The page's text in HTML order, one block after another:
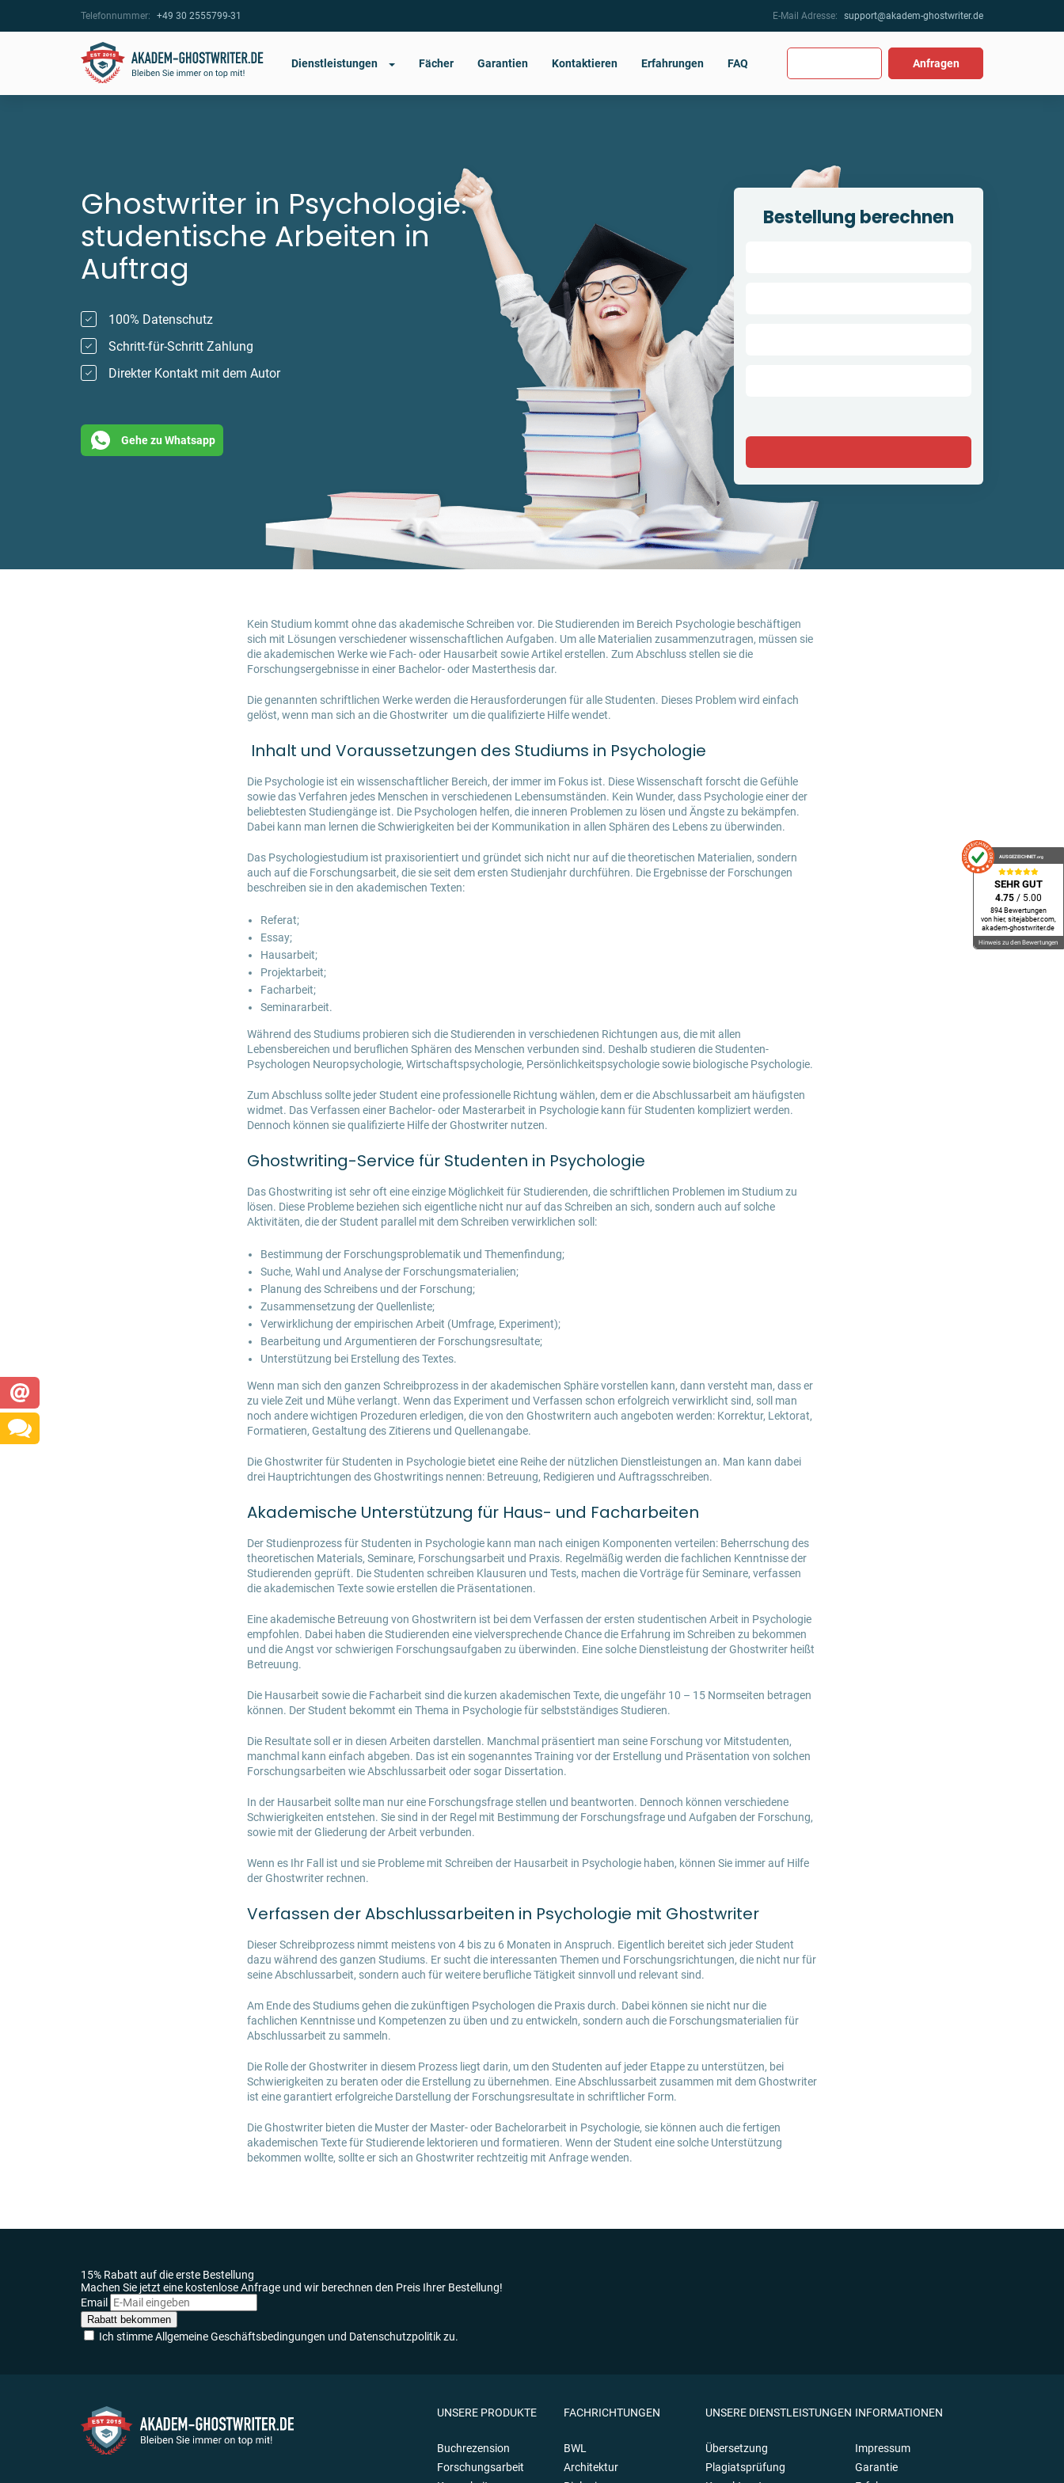
Telefonnummer: +49 30 2555799-31 E-Mail Adresse: support@akadem-ghostwriter.de
Dienstleistungen Fächer Garantien Kontaktieren Erfahrungen FAQ Anfragen
Ghostwriter in Psychologie:
studentische Arbeiten in
Auftrag
100% Datenschutz
Schritt-für-Schritt Zahlung
Direkter Kontakt mit dem Autor
Gehe zu Whatsapp
Bestellung berechnen
Kein Studium kommt ohne das akademische Schreiben vor. Die Studierenden im Bereich Psychologie beschäftigen
sich mit Lösungen verschiedener wissenschaftlichen Aufgaben. Um alle Materialien zusammenzutragen, müssen sie
die akademischen Werke wie Fach- oder Hausarbeit sowie Artikel erstellen. Zum Abschluss stellen sie die
Forschungsergebnisse in einer Bachelor- oder Masterthesis dar.
Die genannten schriftlichen Werke werden die Herausforderungen für alle Studenten. Dieses Problem wird einfach
gelöst, wenn man sich an die Ghostwriter um die qualifizierte Hilfe wendet.
Inhalt und Voraussetzungen des Studiums in Psychologie
Die Psychologie ist ein wissenschaftlicher Bereich, der immer im Fokus ist. Diese Wissenschaft forscht die Gefühle
sowie das Verfahren jedes Menschen in verschiedenen Lebensumständen. Kein Wunder, dass Psychologie einer der
beliebtesten Studiengänge ist. Die Psychologen helfen, die inneren Problemen zu lösen und Ängste zu bekämpfen.
Dabei kann man lernen die Schwierigkeiten bei der Kommunikation in allen Sphären des Lebens zu überwinden.
Das Psychologiestudium ist praxisorientiert und gründet sich nicht nur auf die theoretischen Materialien, sondern
auch auf die Forschungsarbeit, die sie seit dem ersten Studienjahr durchführen. Die Ergebnisse der Forschungen
beschreiben sie in den akademischen Texten:
Referat;
Essay;
Hausarbeit;
Projektarbeit;
Facharbeit;
Seminararbeit.
Während des Studiums probieren sich die Studierenden in verschiedenen Richtungen aus, die mit allen
Lebensbereichen und beruflichen Sphären des Menschen verbunden sind. Deshalb studieren die Studenten-
Psychologen Neuropsychologie, Wirtschaftspsychologie, Persönlichkeitspsychologie sowie biologische Psychologie.
Zum Abschluss sollte jeder Student eine professionelle Richtung wählen, dem er die Abschlussarbeit am häufigsten
widmet. Das Verfassen einer Bachelor- oder Masterarbeit in Psychologie kann für Studenten kompliziert werden.
Dennoch können sie qualifizierte Hilfe der Ghostwriter nutzen.
Ghostwriting-Service für Studenten in Psychologie
Das Ghostwriting ist sehr oft eine einzige Möglichkeit für Studierenden, die schriftlichen Problemen im Studium zu
lösen. Diese Probleme beziehen sich eigentliche nicht nur auf das Schreiben an sich, sondern auch auf solche
Aktivitäten, die der Student parallel mit dem Schreiben verwirklichen soll:
Bestimmung der Forschungsproblematik und Themenfindung;
Suche, Wahl und Analyse der Forschungsmaterialien;
Planung des Schreibens und der Forschung;
Zusammensetzung der Quellenliste;
Verwirklichung der empirischen Arbeit (Umfrage, Experiment);
Bearbeitung und Argumentieren der Forschungsresultate;
Unterstützung bei Erstellung des Textes.
Wenn man sich den ganzen Schreibprozess in der akademischen Sphäre vorstellen kann, dann versteht man, dass er
zu viele Zeit und Mühe verlangt. Wenn das Experiment und Verfassen schon erfolgreich verwirklicht sind, soll man
noch andere wichtigen Prozeduren erledigen, die von den Ghostwritern auch angeboten werden: Korrektur, Lektorat,
Formatieren, Gestaltung des Zitierens und Quellenangabe.
Die Ghostwriter für Studenten in Psychologie bietet eine Reihe der nützlichen Dienstleistungen an. Man kann dabei
drei Hauptrichtungen des Ghostwritings nennen: Betreuung, Redigieren und Auftragsschreiben.
Akademische Unterstützung für Haus- und Facharbeiten
Der Studienprozess für Studenten in Psychologie kann man nach einigen Komponenten verteilen: Beherrschung des
theoretischen Materials, Seminare, Forschungsarbeit und Praxis. Regelmäßig werden die fachlichen Kenntnisse der
Studierenden geprüft. Die Studenten schreiben Klausuren und Tests, machen die Vorträge für Seminare, verfassen
die akademischen Texte sowie erstellen die Präsentationen.
Eine akademische Betreuung von Ghostwritern ist bei dem Verfassen der ersten studentischen Arbeit in Psychologie
empfohlen. Dabei haben die Studierenden eine vielversprechende Chance die Erfahrung im Schreiben zu bekommen
und die Angst vor schwierigen Forschungsaufgaben zu überwinden. Eine solche Dienstleistung der Ghostwriter heißt
Betreuung.
Die Hausarbeit sowie die Facharbeit sind die kurzen akademischen Texte, die ungefähr 10 – 15 Normseiten betragen
können. Der Student bekommt ein Thema in Psychologie für selbstständiges Studieren.
Die Resultate soll er in diesen Arbeiten darstellen. Manchmal präsentiert man seine Forschung vor Mitstudenten,
manchmal kann einfach abgeben. Das ist ein sogenanntes Training vor der Erstellung und Präsentation von solchen
Forschungsarbeiten wie Abschlussarbeit oder sogar Dissertation.
In der Hausarbeit sollte man nur eine Forschungsfrage stellen und beantworten. Dennoch können verschiedene
Schwierigkeiten entstehen. Sie sind in der Regel mit Bestimmung der Forschungsfrage und Aufgaben der Forschung,
sowie mit der Gliederung der Arbeit verbunden.
Wenn es Ihr Fall ist und sie Probleme mit Schreiben der Hausarbeit in Psychologie haben, können Sie immer auf Hilfe
der Ghostwriter rechnen.
Verfassen der Abschlussarbeiten in Psychologie mit Ghostwriter
Dieser Schreibprozess nimmt meistens von 4 bis zu 6 Monaten in Anspruch. Eigentlich bereitet sich jeder Student
dazu während des ganzen Studiums. Er sucht die interessanten Themen und Forschungsrichtungen, die nicht nur für
seine Abschlussarbeit, sondern auch für weitere berufliche Tätigkeit sinnvoll und relevant sind.
Am Ende des Studiums gehen die zukünftigen Psychologen die Praxis durch. Dabei können sie nicht nur die
fachlichen Kenntnisse und Kompetenzen zu üben und zu entwickeln, sondern auch die Forschungsmaterialien für
Abschlussarbeit zu sammeln.
Die Rolle der Ghostwriter in diesem Prozess liegt darin, um den Studenten auf jeder Etappe zu unterstützen, bei
Schwierigkeiten zu beraten oder die Erstellung zu übernehmen. Eine Abschlussarbeit zusammen mit dem Ghostwriter
ist eine garantiert erfolgreiche Darstellung der Forschungsresultate in schriftlicher Form.
Die Ghostwriter bieten die Muster der Master- oder Bachelorarbeit in Psychologie, sie können auch die fertigen
akademischen Texte für Studierende lektorieren und formatieren. Wenn der Student eine solche Unterstützung
bekommen wollte, sollte er sich an Ghostwriter rechtzeitig mit Anfrage wenden.
15% Rabatt auf die erste Bestellung
Machen Sie jetzt eine kostenlose Anfrage und wir berechnen den Preis Ihrer Bestellung!
Email
Rabatt bekommen
Ich stimme Allgemeine Geschäftsbedingungen und Datenschutzpolitik zu.
UNSERE PRODUKTE
Buchrezension
Forschungsarbeit
FACHRICHTUNGEN
BWL
Architektur
UNSERE DIENSTLEISTUNGEN
Übersetzung
Plagiatsprüfung
INFORMATIONEN
Impressum
Garantie
AUSGEZEICHNET.org
SEHR GUT
4.75 / 5.00
894 Bewertungen
von hier, sitejabber.com,
akadem-ghostwriter.de
Hinweis zu den Bewertungen